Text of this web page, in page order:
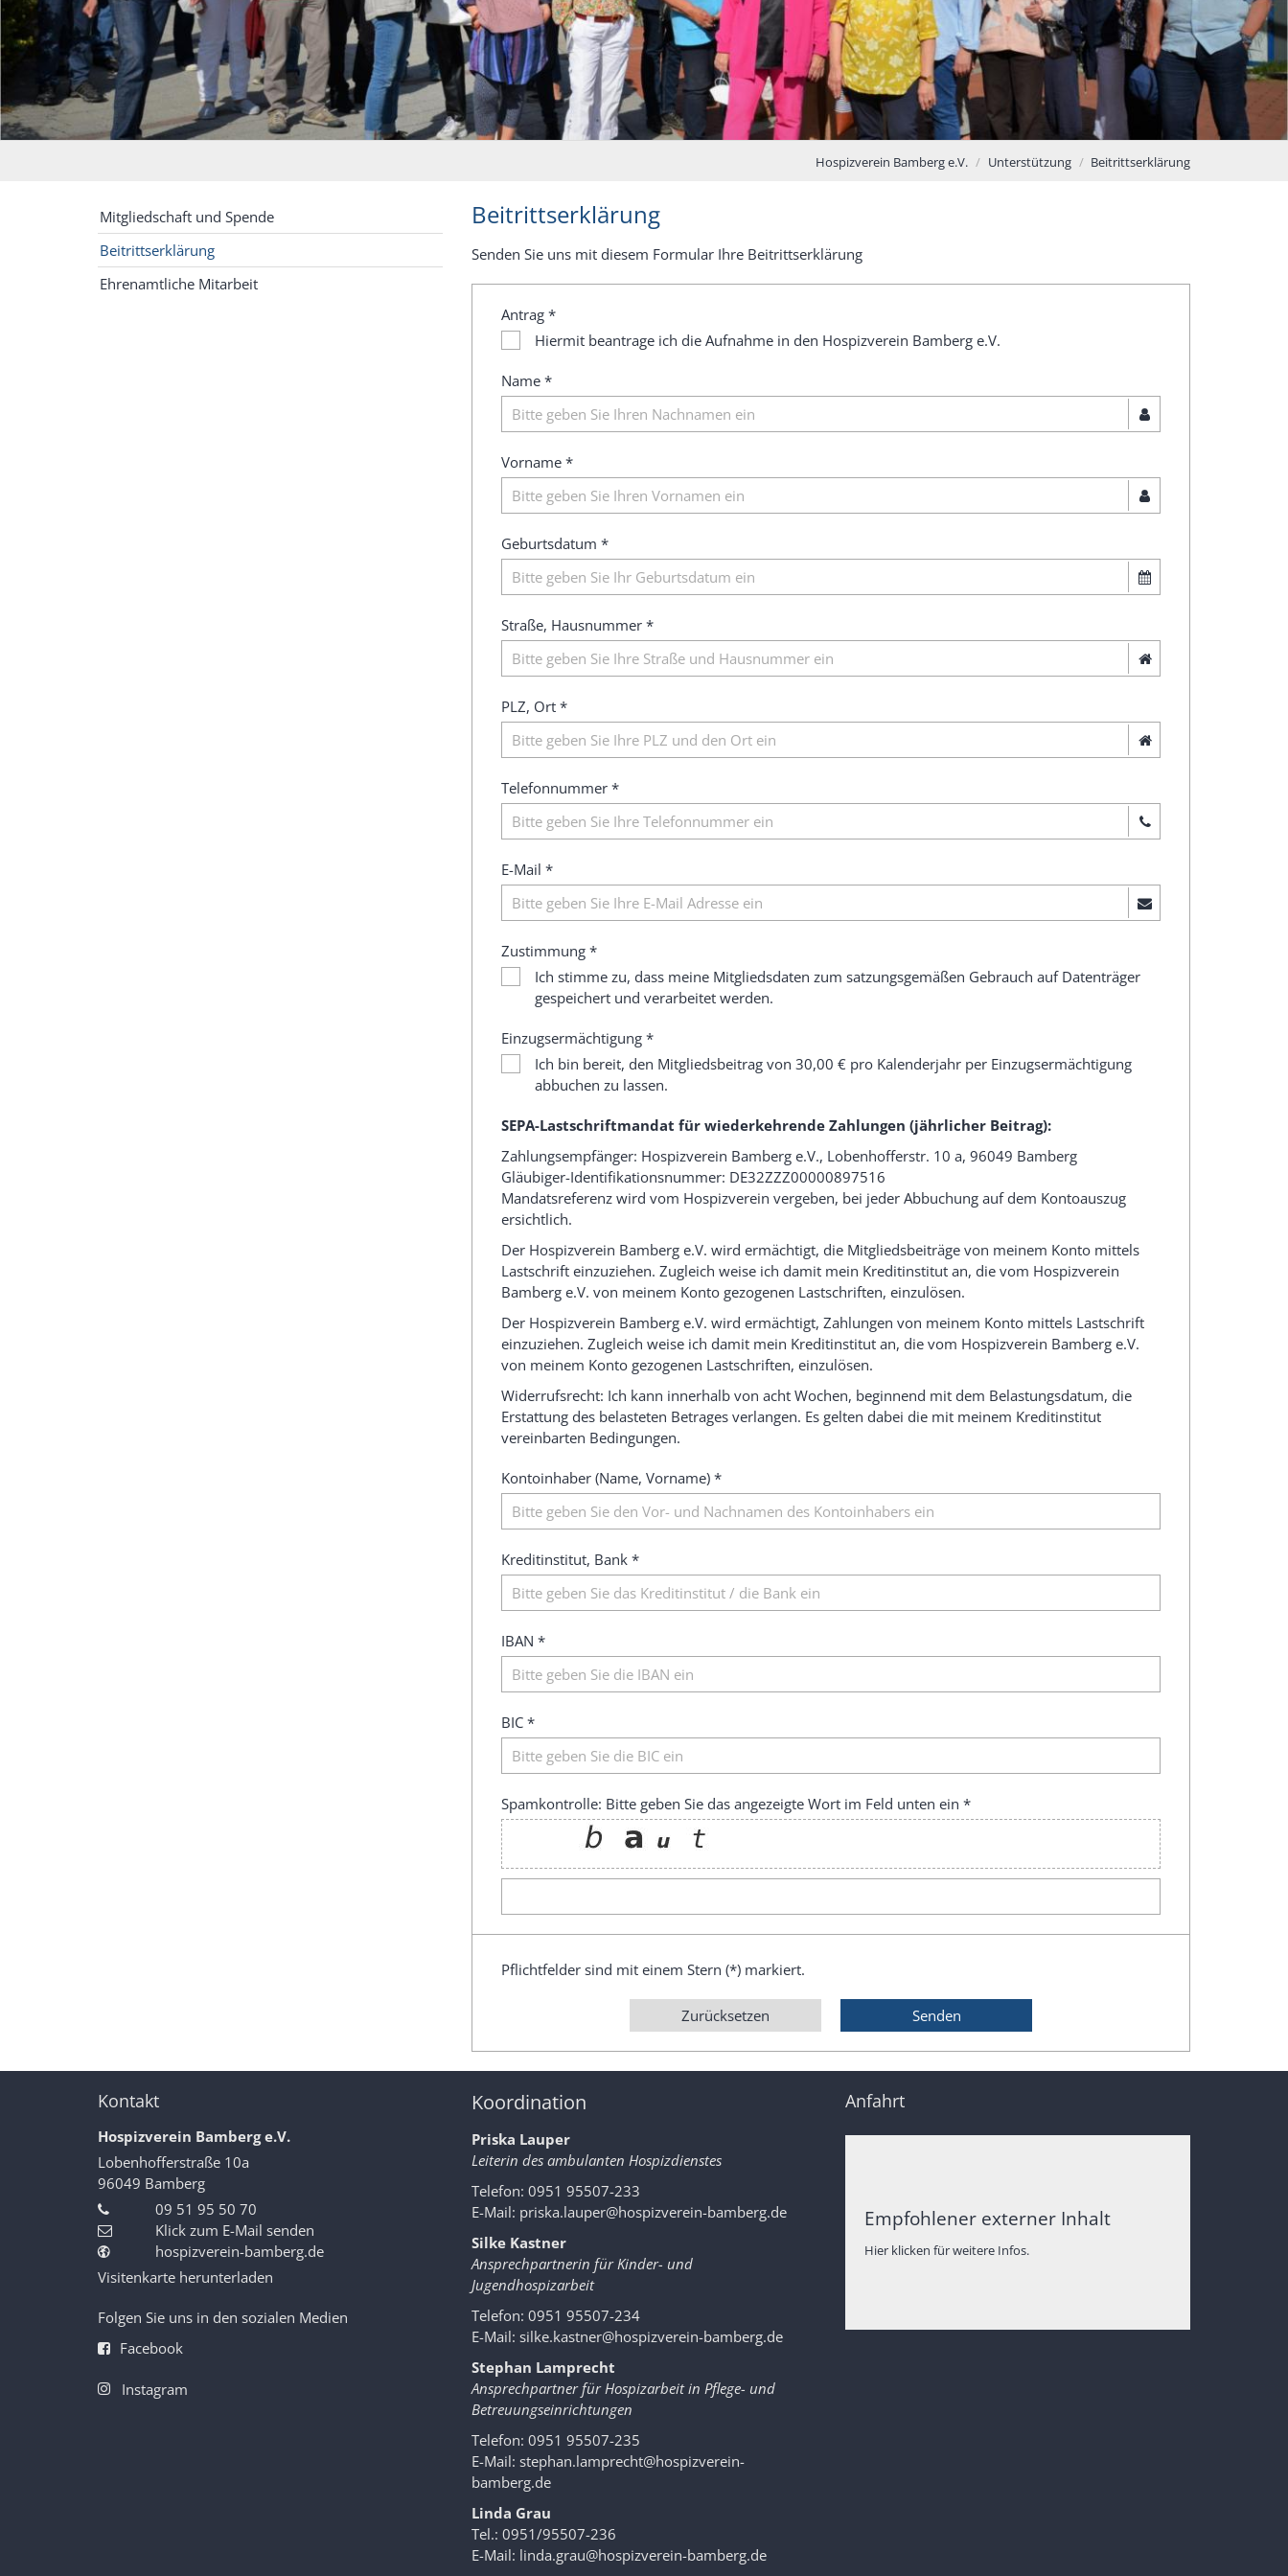
Hospizverein Bamberg e.V. Unterstützung Beitrittserklärung
Beitrittserklärung
Senden Sie uns mit diesem Formular Ihre Beitrittserklärung
Antrag *
Hiermit beantrage ich die Aufnahme in den Hospizverein Bamberg e.V.
Name *
Vorname *
Geburtsdatum *
Straße, Hausnummer *
PLZ, Ort *
Telefonnummer *
E-Mail *
Zustimmung *
Ich stimme zu, dass meine Mitgliedsdaten zum satzungsgemäßen Gebrauch auf Datenträger
gespeichert und verarbeitet werden.
Einzugsermächtigung *
Ich bin bereit, den Mitgliedsbeitrag von 30,00 € pro Kalenderjahr per Einzugsermächtigung
abbuchen zu lassen.
SEPA-Lastschriftmandat für wiederkehrende Zahlungen (jährlicher Beitrag):
Zahlungsempfänger: Hospizverein Bamberg e.V., Lobenhofferstr. 10 a, 96049 Bamberg
Gläubiger-Identifikationsnummer: DE32ZZZ00000897516
Mandatsreferenz wird vom Hospizverein vergeben, bei jeder Abbuchung auf dem Kontoauszug
ersichtlich.
Der Hospizverein Bamberg e.V. wird ermächtigt, die Mitgliedsbeiträge von meinem Konto mittels
Lastschrift einzuziehen. Zugleich weise ich damit mein Kreditinstitut an, die vom Hospizverein
Bamberg e.V. von meinem Konto gezogenen Lastschriften, einzulösen.
Der Hospizverein Bamberg e.V. wird ermächtigt, Zahlungen von meinem Konto mittels Lastschrift
einzuziehen. Zugleich weise ich damit mein Kreditinstitut an, die vom Hospizverein Bamberg e.V.
von meinem Konto gezogenen Lastschriften, einzulösen.
Widerrufsrecht: Ich kann innerhalb von acht Wochen, beginnend mit dem Belastungsdatum, die
Erstattung des belasteten Betrages verlangen. Es gelten dabei die mit meinem Kreditinstitut
vereinbarten Bedingungen.
Kontoinhaber (Name, Vorname) *
Kreditinstitut, Bank *
IBAN *
BIC *
Spamkontrolle: Bitte geben Sie das angezeigte Wort im Feld unten ein *
Pflichtfelder sind mit einem Stern (*) markiert.
Zurücksetzen
Mitgliedschaft und Spende
Beitrittserklärung
Ehrenamtliche Mitarbeit
Kontakt
Hospizverein Bamberg e.V.
Lobenhofferstraße 10a
96049 Bamberg
09 51 95 50 70
Klick zum E-Mail senden
hospizverein-bamberg.de
Visitenkarte herunterladen
Folgen Sie uns in den sozialen Medien
Facebook
Instagram
Koordination
Priska Lauper
Leiterin des ambulanten Hospizdienstes
Telefon: 0951 95507-233
E-Mail: priska.lauper@hospizverein-bamberg.de
Silke Kastner
Ansprechpartnerin für Kinder- und
Jugendhospizarbeit
Telefon: 0951 95507-234
E-Mail: silke.kastner@hospizverein-bamberg.de
Stephan Lamprecht
Ansprechpartner für Hospizarbeit in Pflege- und
Betreuungseinrichtungen
Telefon: 0951 95507-235
E-Mail: stephan.lamprecht@hospizverein-
bamberg.de
Linda Grau
Tel.: 0951/95507-236
E-Mail: linda.grau@hospizverein-bamberg.de
Anfahrt
Empfohlener externer Inhalt
Hier klicken für weitere Infos.